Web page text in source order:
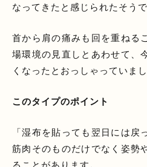
なってきたと感じられたそうで
首から肩の痛みも回を重ねる
場環境の見直しとあわせて、
くなったとおっしゃっていまし
このタイプのポイント
「湿布を貼っても翌日には戻
筋肉そのものだけでなく姿勢
ることがあります。